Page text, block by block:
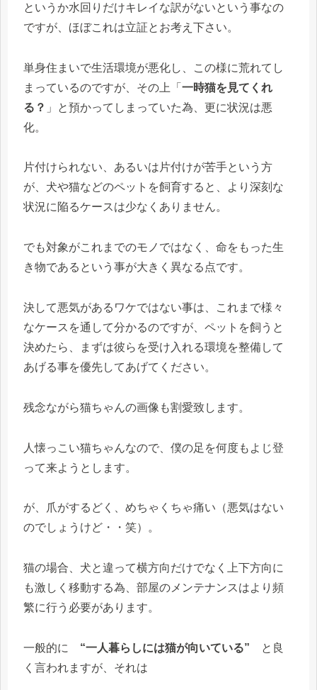
というか水回りだけキレイな訳がないという事なの
ですが、ほぼこれは立証とお考え下さい。
単身住まいで生活環境が悪化し、この様に荒れてし
まっているのですが、その上「 一時猫を見てくれ
る？ 」と預かってしまっていた為、更に状況は悪
化。
片付けられない、あるいは片付けが苦手という方
が、犬や猫などのペットを飼育すると、より深刻な
状況に陥るケースは少なくありません。
でも対象がこれまでのモノではなく、命をもった生
き物であるという事が大きく異なる点です。
決して悪気があるワケではない事は、これまで様々
なケースを通して分かるのですが、ペットを飼うと
決めたら、まずは彼らを受け入れる環境を整備して
あげる事を優先してあげてください。
残念ながら猫ちゃんの画像も割愛致します。
人懐っこい猫ちゃんなので、僕の足を何度もよじ登
って来ようとします。
が、爪がするどく、めちゃくちゃ痛い（悪気はない
のでしょうけど・・笑）。
猫の場合、犬と違って横方向だけでなく上下方向に
も激しく移動する為、部屋のメンテナンスはより頻
繁に行う必要があります。
一般的に “一人暮らしには猫が向いている” と良
く言われますが、それは